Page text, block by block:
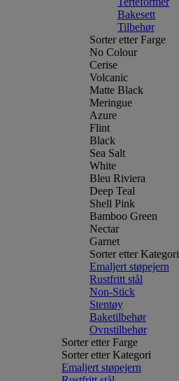
Bakesett
Tilbehør
Sorter etter Farge
No Colour
Cerise
Volcanic
Matte Black
Meringue
Azure
Flint
Black
Sea Salt
White
Bleu Riviera
Deep Teal
Shell Pink
Bamboo Green
Nectar
Garnet
Sorter etter Kategori
Emaljert støpejern
Rustfritt stål
Non-Stick
Stentøy
Baketilbehør
Ovnstilbehør
Sorter etter Farge
Sorter etter Kategori
Emaljert støpejern